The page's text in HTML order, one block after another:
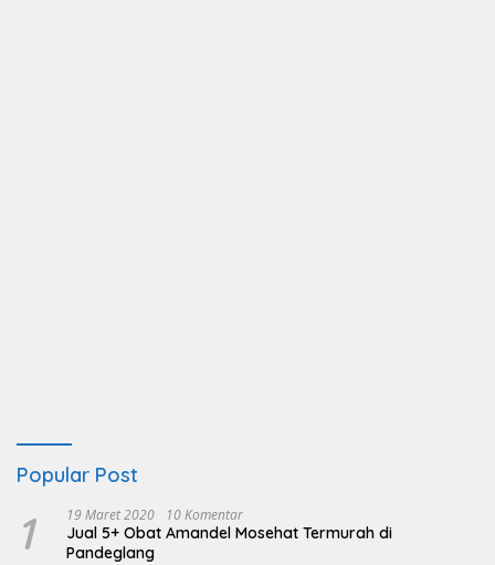
Popular Post
1 19 Maret 2020 10 Komentar
Jual 5+ Obat Amandel Mosehat Termurah di
Pandeglang